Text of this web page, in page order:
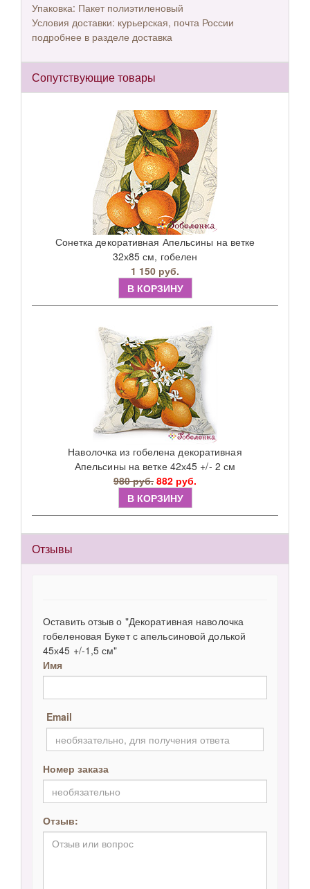
Упаковка: Пакет полиэтиленовый
Условия доставки: курьерская, почта России
подробнее в разделе доставка
Сопутствующие товары
Сонетка декоративная Апельсины на ветке
32х85 см, гобелен
1 150 руб.
В КОРЗИНУ
Наволочка из гобелена декоративная
Апельсины на ветке 42х45 +/- 2 см
980 руб. 882 руб.
В КОРЗИНУ
Отзывы
Оставить отзыв о "Декоративная наволочка
гобеленовая Букет с апельсиновой долькой
45х45 +/-1,5 см"
Имя
Email
Номер заказа
Отзыв: